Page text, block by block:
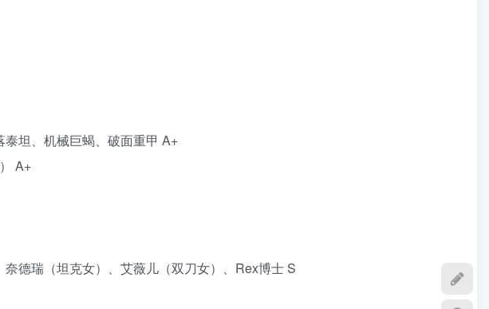
泰坦、机械巨蝎、破面重甲 A+
A+
德瑞（坦克女）、艾薇儿（双刀女）、Rex博士 S